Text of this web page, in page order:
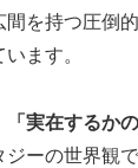
を持つ圧倒
ます。
「実在するか
ジーの世界観